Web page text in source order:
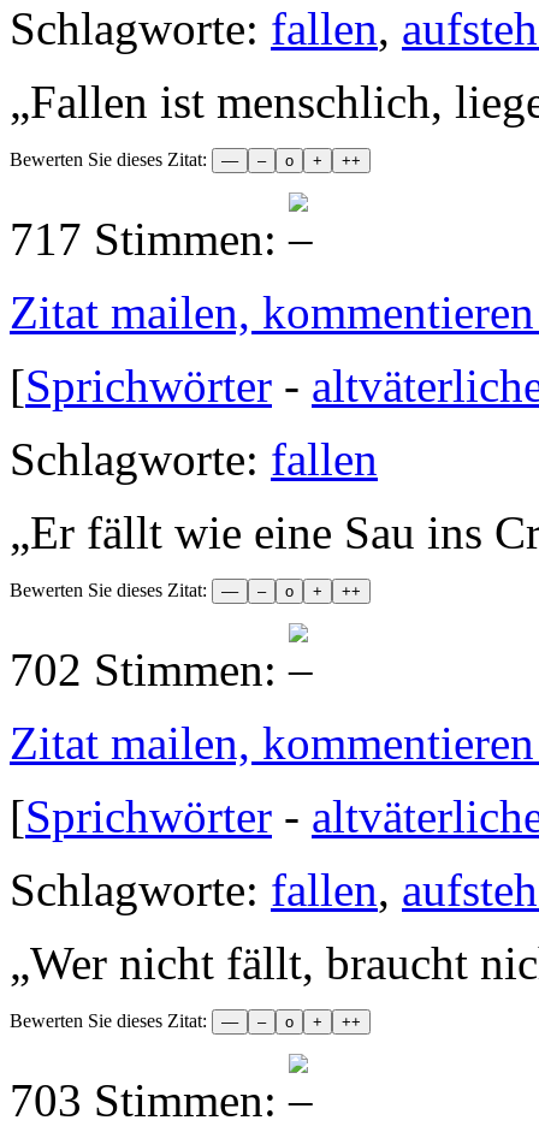
Schlagworte: fallen,
„Fallen ist menschlich,
Bewerten Sie dieses Zitat:
717 Stimmen:
Zitat mailen,
[Sprichwörter -
Schlagworte: fallen
„Er fällt wie eine Sau ins
Bewerten Sie dieses Zitat:
702 Stimmen:
Zitat mailen,
[Sprichwörter -
Schlagworte: fallen,
„Wer nicht fällt, braucht
Bewerten Sie dieses Zitat:
703 Stimmen: